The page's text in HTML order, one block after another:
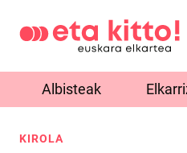
Albisteak
KIROLA